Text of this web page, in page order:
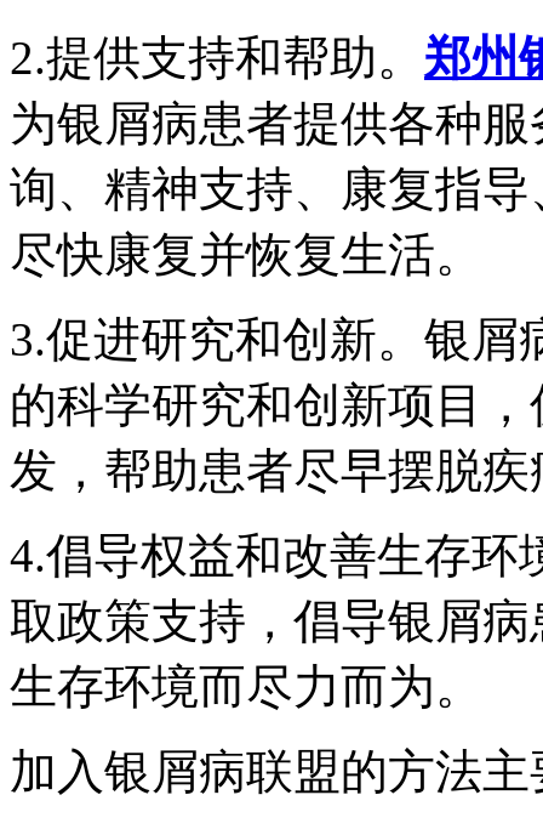
2.提供支持和帮助。 郑州
为银屑病患者提供各种
询、精神支持、康复指
尽快康复并恢复生活。
3.促进研究和创新。银
的科学研究和创新项目
发，帮助患者尽早摆脱
4.倡导权益和改善生存环
取政策支持，倡导银屑
生存环境而尽力而为。
加入银屑病联盟的方法